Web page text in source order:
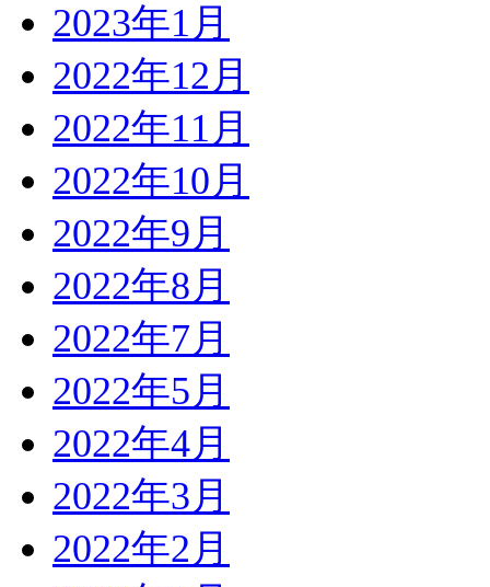
2023年1月
2022年12月
2022年11月
2022年10月
2022年9月
2022年8月
2022年7月
2022年5月
2022年4月
2022年3月
2022年2月